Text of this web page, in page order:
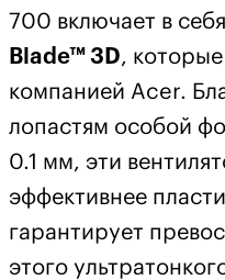
700 включает в
Blade™ 3D,
компанией Acer.
лопастям особой
0.1 мм, эти
эффективнее
гарантирует
этого